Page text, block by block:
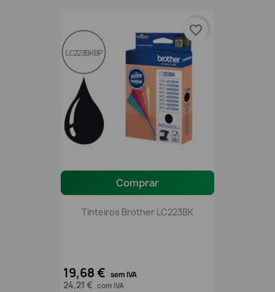
Comprar
Tinteiros Brother LC223BK
19,68 € sem IVA
24,21 € com IVA
favorite_border